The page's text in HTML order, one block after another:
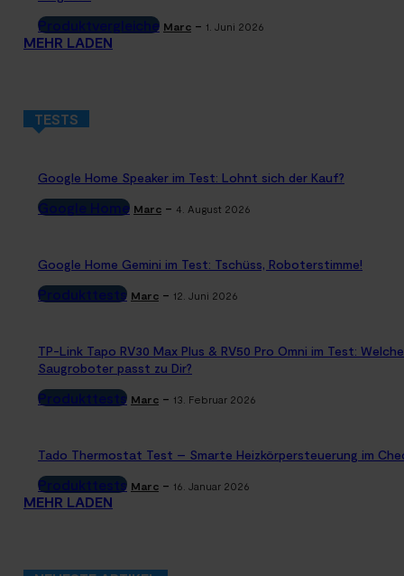
Produktvergleiche Marc - 1. Juni 2026
MEHR LADEN
TESTS
Google Home Speaker im Test: Lohnt sich der Kauf?
Google Home Marc - 4. August 2026
Google Home Gemini im Test: Tschüss, Roboterstimme!
Produkttests Marc - 12. Juni 2026
TP-Link Tapo RV30 Max Plus & RV50 Pro Omni im Test:
Saugroboter passt zu Dir?
Produkttests Marc - 13. Februar 2026
Tado Thermostat Test – Smarte Heizkörpersteuerung im
Produkttests Marc - 16. Januar 2026
MEHR LADEN